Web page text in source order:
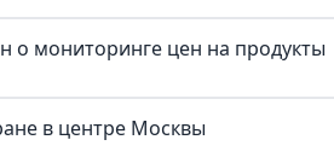
о мониторинге цен на продукты
в центре Москвы